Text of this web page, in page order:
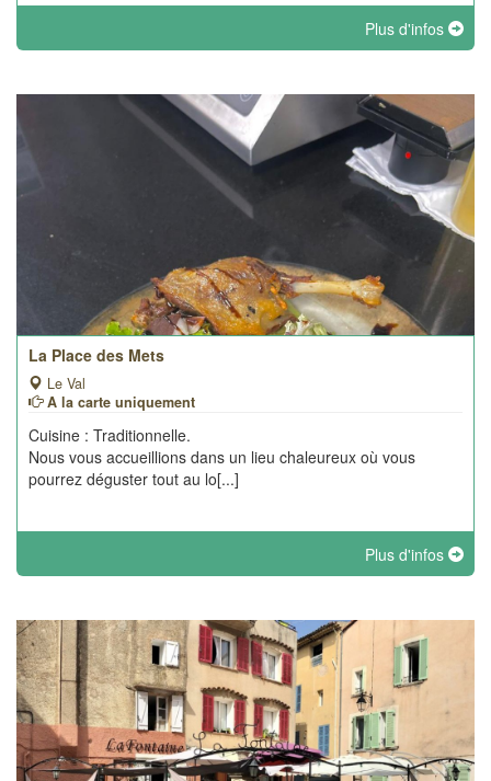
Plus d'infos
La Place des Mets
Le Val
A la carte uniquement
Cuisine : Traditionnelle.
Nous vous accueillions dans un lieu chaleureux où vous
pourrez déguster tout au lo[...]
Plus d'infos